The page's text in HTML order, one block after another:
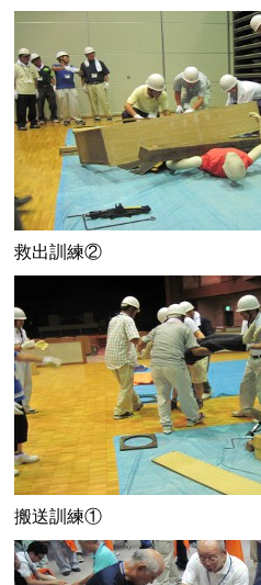
救出訓練②
搬送訓練①